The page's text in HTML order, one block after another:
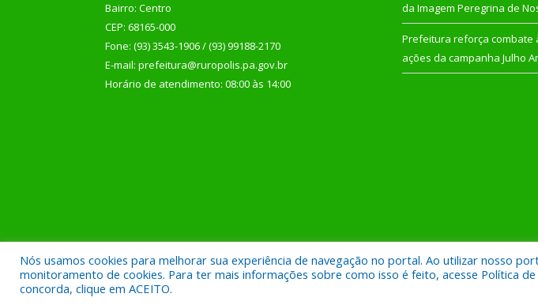
Bairro: Centro
CEP: 68165-000
Fone: (93) 3543-1906 / (93) 99188-2170
E-mail: prefeitura@ruropolis.pa.gov.br
Horário de atendimento: 08:00 às 14:00
da Imagem Peregrina de
Prefeitura reforça combate
ações da campanha Julho
Todos os direitos reservados a Prefeitura Municipal de Rurópolis.
Nós usamos cookies para melhorar sua experiência de navegação no portal. Ao utilizar nosso
monitoramento de cookies. Para ter mais informações sobre como isso é feito, acesse Política de
concorda, clique em ACEITO.